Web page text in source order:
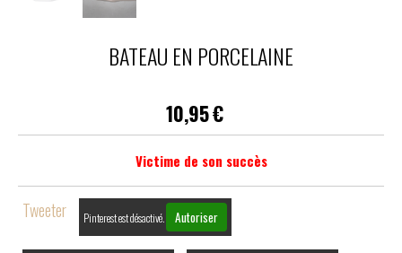
BATEAU EN PORCELAINE
10,95€
Victime de son succès
Tweeter Pinterest est désactivé. Autoriser